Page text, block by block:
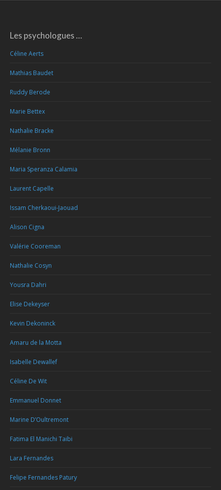
Les psychologues …
Céline Aerts
Mathias Baudet
Ruddy Berode
Marie Bettex
Nathalie Bracke
Mélanie Bronn
Maria Speranza Calamia
Laurent Capelle
Issam Cherkaoui-Jaouad
Alison Cigna
Valérie Cooreman
Nathalie Cosyn
Yousra Dahri
Elise Dekeyser
Kevin Dekoninck
Amaru de la Motta
Isabelle Dewallef
Céline De Wit
Emmanuel Donnet
Marine D’Oultremont
Fatima El Manichi Taibi
Lara Fernandes
Felipe Fernandes Patury